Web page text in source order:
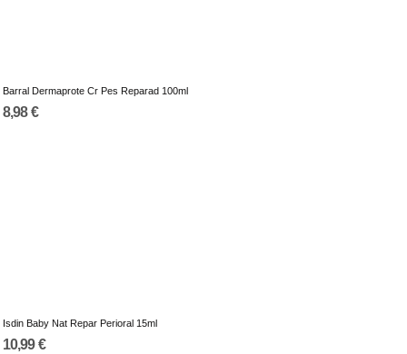
Barral Dermaprote Cr Pes Reparad 100ml
8,98 €
Isdin Baby Nat Repar Perioral 15ml
10,99 €